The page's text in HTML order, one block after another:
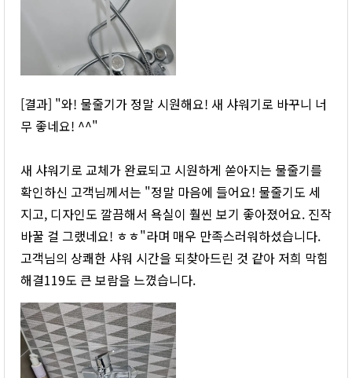
[결과] "와! 물줄기가 정말 시원해요! 새 샤워기로 바꾸니 너
무 좋네요! ^^"
새 샤워기로 교체가 완료되고 시원하게 쏟아지는 물줄기를
확인하신 고객님께서는 "정말 마음에 들어요! 물줄기도 세
지고, 디자인도 깔끔해서 욕실이 훨씬 보기 좋아졌어요. 진작
바꿀 걸 그랬네요! ㅎㅎ"라며 매우 만족스러워하셨습니다.
고객님의 상쾌한 샤워 시간을 되찾아드린 것 같아 저희 막힘
해결119도 큰 보람을 느꼈습니다.